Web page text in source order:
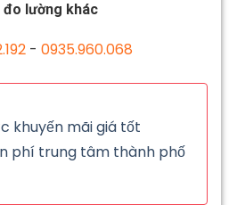
lường khác
- 0935.960.068
khuyến mãi giá tốt
phí trung tâm thành phố